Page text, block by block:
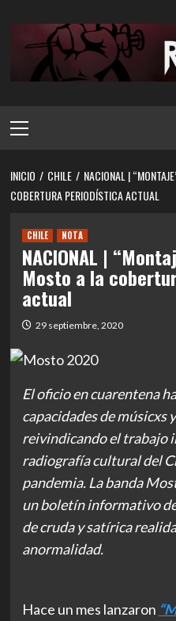
contenido
principal
INICIO CHILE
NACIONAL |
COBERTURA PERIODÍSTICA ACTUAL
CHILE NOTA
NACIONAL |
Mosto a la
actual
29 septiembre, 2020
El oficio en cuarentena
capacidades de
reivindicando el trabajo
radiografía cultural del
pandemia. La banda
un boletín informativo
de cruda y satírica
anormalidad.
Hace un mes lanzaron